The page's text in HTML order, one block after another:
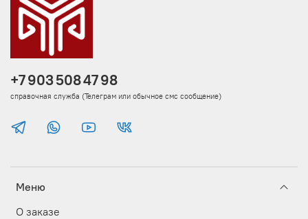
Меню
О заказе
+7 903 508 47 98
справочная служба (Телеграм или обычное смс сообщение)